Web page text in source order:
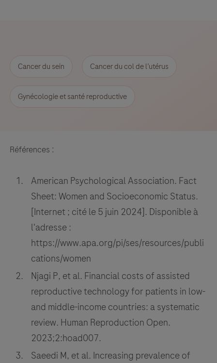
Cancer du sein Cancer du col de l’utérus
Gynécologie et santé reproductive
Références :
American Psychological Association. Fact
Sheet: Women and Socioeconomic Status.
[Internet ; cité le 5 juin 2024]. Disponible à
l'adresse :
https://www.apa.org/pi/ses/resources/publi
cations/women
Njagi P, et al. Financial costs of assisted
reproductive technology for patients in low-
and middle-income countries: a systematic
review. Human Reproduction Open.
2023;2:hoad007.
Saeedi M, et al. Increasing prevalence of